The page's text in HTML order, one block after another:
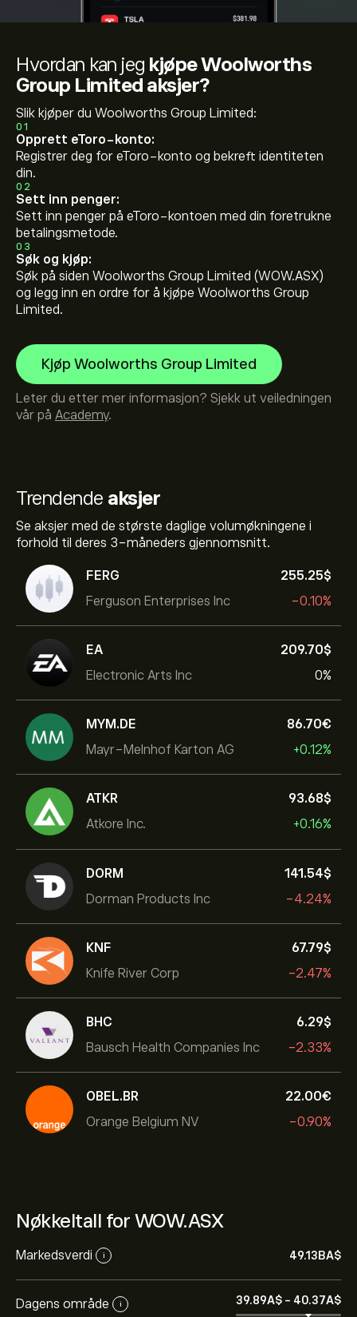
Trendende aksjer
Se aksjer med de største daglige volumøkningene i
forhold til deres 3-måneders gjennomsnitt.
FERG
Ferguson Enterprises Inc
255.25‎$‎
-0.10%
EA
Electronic Arts Inc
209.70‎$‎
0%
MYM.DE
Mayr-Melnhof Karton AG
86.70‎€‎
+0.12%
ATKR
Atkore Inc.
93.68‎$‎
+0.16%
DORM
Dorman Products Inc
141.54‎$‎
-4.24%
KNF
Knife River Corp
67.79‎$‎
-2.47%
BHC
Bausch Health Companies Inc
6.29‎$‎
-2.33%
OBEL.BR
Orange Belgium NV
22.00‎€‎
-0.90%
Nøkkeltall for WOW.ASX
Markedsverdi i 49.13B‎A$‎
Dagens område i 39.89‎A$‎ - 40.37‎A$‎
Hvordan kan jeg kjøpe Woolworths
Group Limited aksjer?
Slik kjøper du Woolworths Group Limited:
01
Opprett eToro-konto:
Registrer deg for eToro-konto og bekreft identiteten
din.
02
Sett inn penger:
Sett inn penger på eToro-kontoen med din foretrukne
betalingsmetode.
03
Søk og kjøp:
Søk på siden Woolworths Group Limited (WOW.ASX)
og legg inn en ordre for å kjøpe Woolworths Group
Limited.
Kjøp Woolworths Group Limited
Leter du etter mer informasjon? Sjekk ut veiledningen
vår på Academy.